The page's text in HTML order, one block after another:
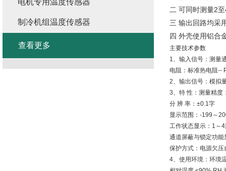
二 可同时测量2
三 输出回路均采
四 外壳使用铝合
主要技术参数
1、输入信号：测量
电阻：标准热电阻--
2、输出信号：模拟
3、特 性：测量精度
分 辨 率：±0.1字
显示范围：-199～
工作状态显示：1～
通道屏蔽与锁定功能
保护方式：电源欠
4、使用环境：环
电机专用温度传感器
制冷机组温度传感器
查看更多